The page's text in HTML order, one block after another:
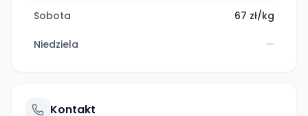
Sobota 67 zł/kg
Niedziela —
Kontakt